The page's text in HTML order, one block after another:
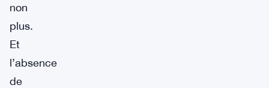
non
plus.
Et
l’absence
de